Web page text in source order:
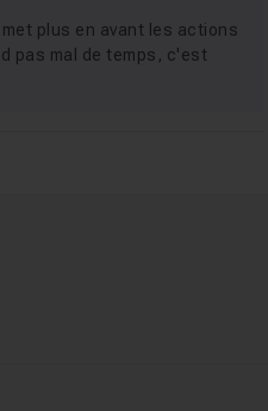
plus en avant les actions
pas mal de temps, c'est